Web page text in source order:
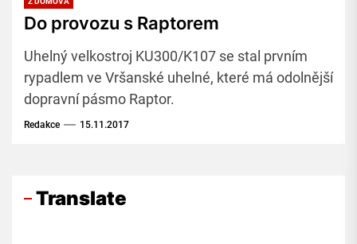
Do provozu s Raptorem
Uhelný velkostroj KU300/K107 se stal prvním
rypadlem ve Vršanské uhelné, které má odolnější
dopravní pásmo Raptor.
Redakce 15.11.2017
Translate